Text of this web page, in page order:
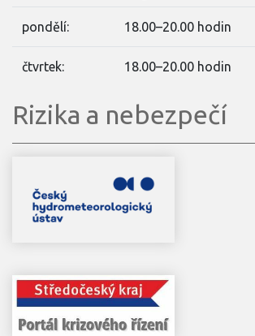
pondělí: 18.00–20.00 hodin
čtvrtek: 18.00–20.00 hodin
Rizika a nebezpečí